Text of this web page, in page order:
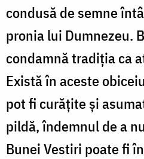
condusă de semne
pronia lui Dumnezeu.
condamnă tradiția ca
Există în aceste
pot fi curățite și
pildă, îndemnul de a
Bunei Vestiri poate fi